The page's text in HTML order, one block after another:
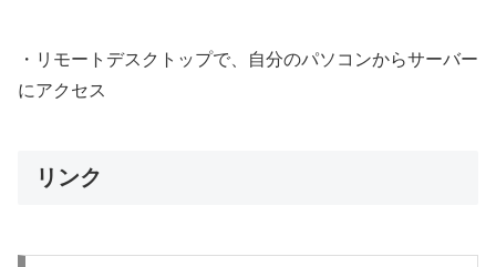
・リモートデスクトップで、自分のパソコンからサーバー
にアクセス
リンク